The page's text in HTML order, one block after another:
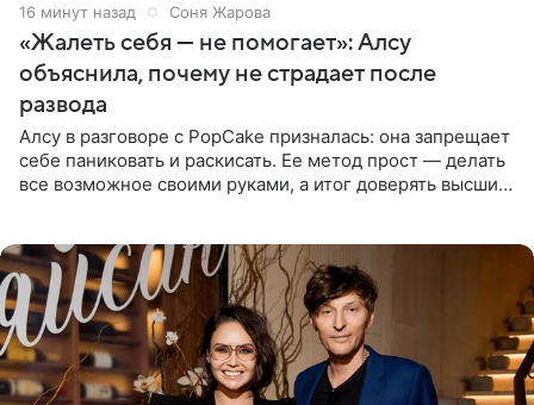
17 минут назад Соня Жарова
«Жалеть себя — не помогает»: Алсу
объяснила, почему не страдает после
развода
Алсу в разговоре с PopCake призналась: она запрещает
себе паниковать и раскисать. Ее метод прост — делать
все возможное своими руками, а итог доверять высшим